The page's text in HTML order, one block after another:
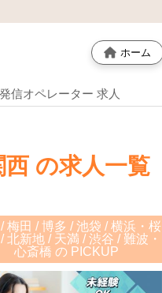
ホーム
発信オペレーター 求人
西 の求人一覧
梅田 / 博多 / 池袋 / 横浜・桜
北新地 / 天満 / 渋谷 / 難波・
心斎橋 の PICKUP